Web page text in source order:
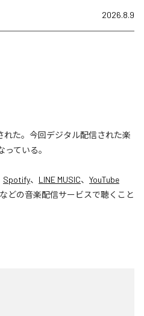
2026.8.9
れた。今回デジタル配信された楽
っている。
Spotify、 LINE MUSIC、 YouTube
などの音楽配信サービスで聴くこと